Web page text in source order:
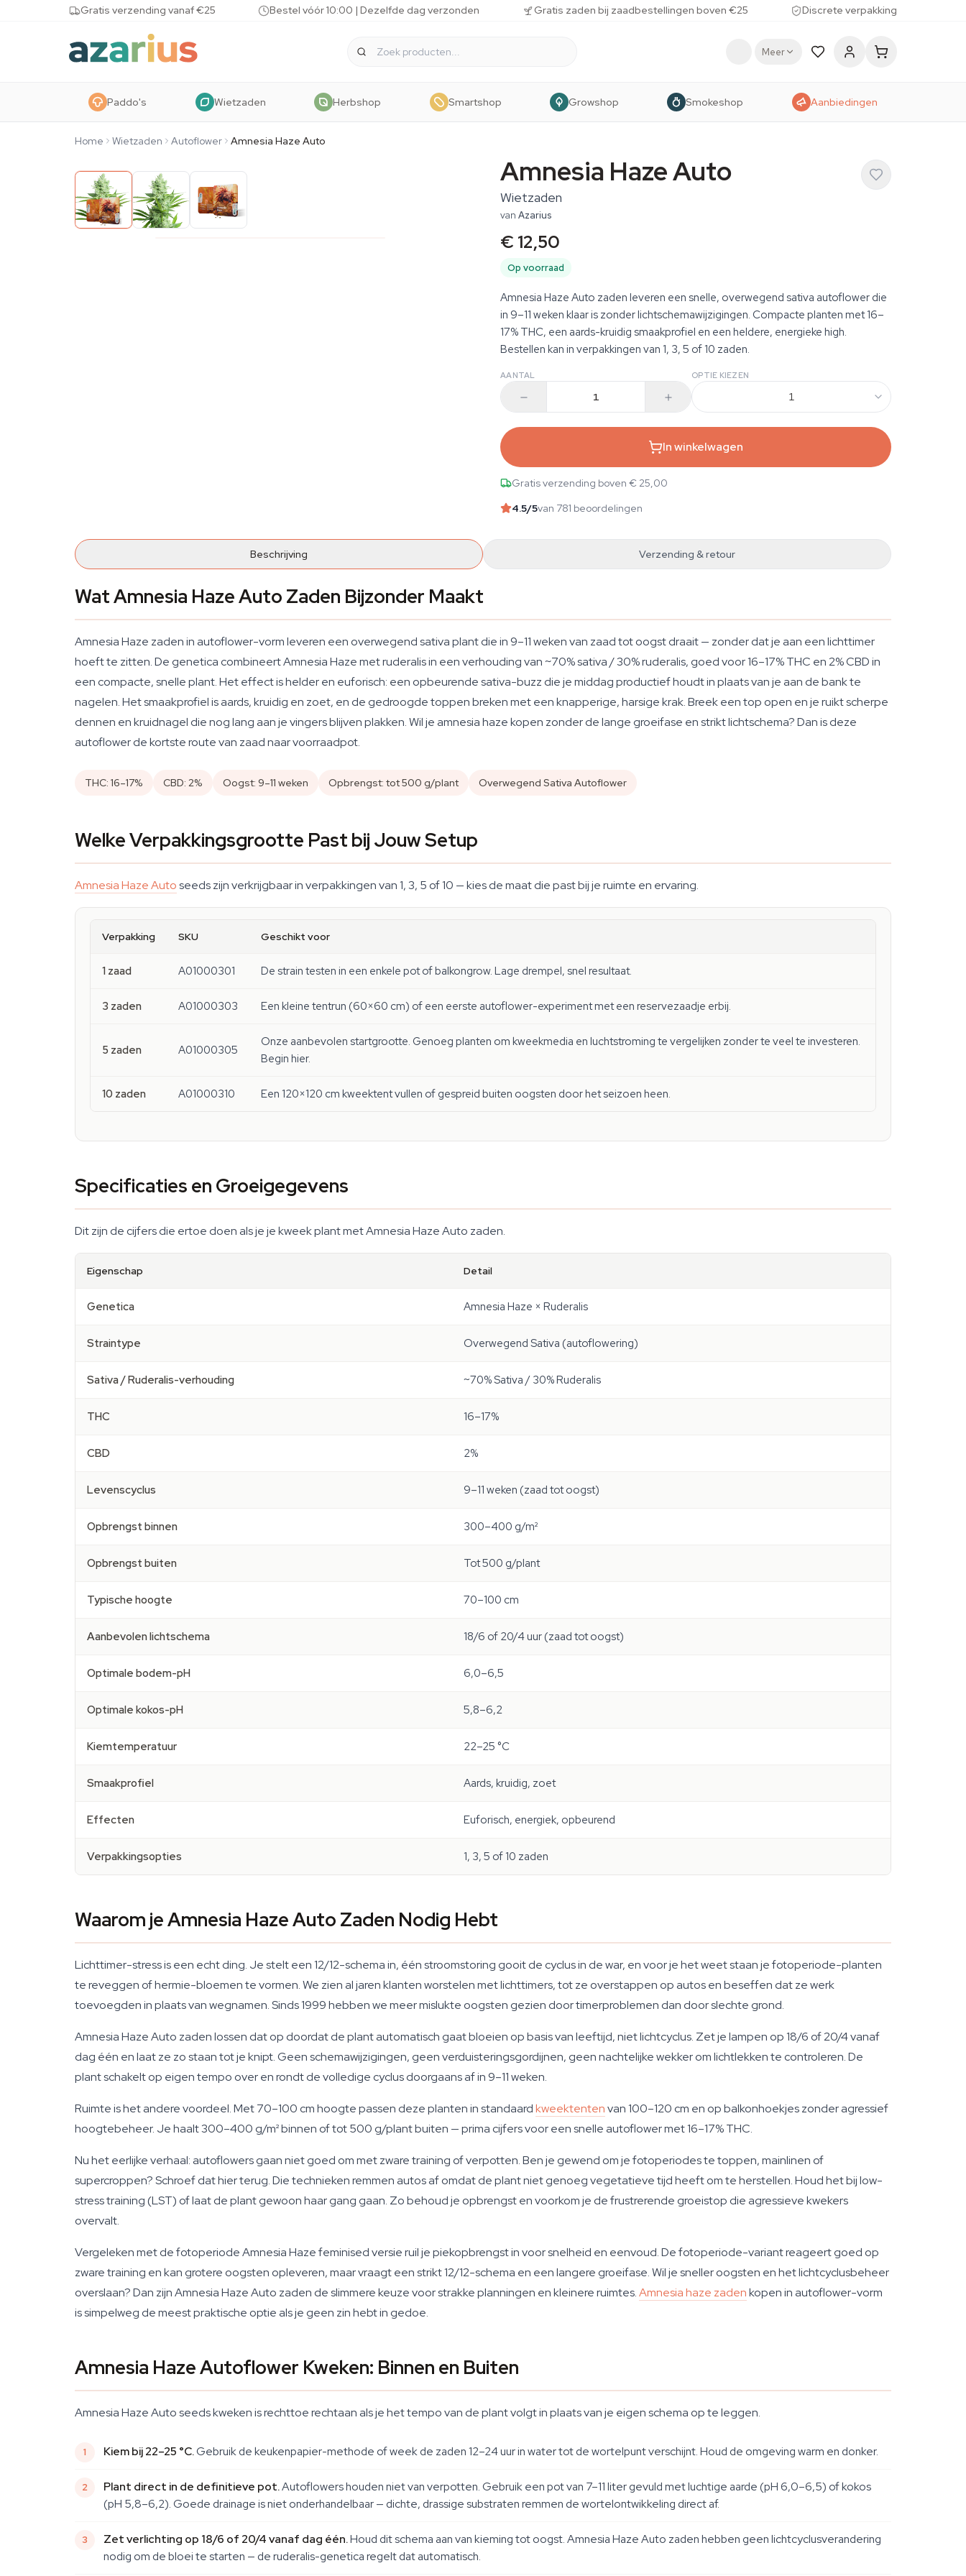
Skip to content Gratis verzending vanaf €25 Bestel vóór 10:00 | Dezelfde dag verzonden Gratis zaden bij zaadbestellingen boven €25 Discrete verpakking
Meer
Paddo's Wietzaden Herbshop Smartshop Growshop Smokeshop Aanbiedingen
Home Wietzaden Autoflower Amnesia Haze Auto
Amnesia Haze Auto
Wietzaden
van Azarius
€ 12,50
Op voorraad
Amnesia Haze Auto zaden leveren een snelle, overwegend sativa autoflower die
in 9–11 weken klaar is zonder lichtschemawijzigingen. Compacte planten met 16–
17% THC, een aards-kruidig smaakprofiel en een heldere, energieke high.
Bestellen kan in verpakkingen van 1, 3, 5 of 10 zaden.
AANTAL OPTIE KIEZEN
1
In winkelwagen
Gratis verzending boven € 25,00
4.5/5van 781 beoordelingen
Beschrijving Verzending & retour
Wat Amnesia Haze Auto Zaden Bijzonder Maakt
Amnesia Haze zaden in autoflower-vorm leveren een overwegend sativa plant die in 9–11 weken van zaad tot oogst draait — zonder dat je aan een lichttimer
hoeft te zitten. De genetica combineert Amnesia Haze met ruderalis in een verhouding van ~70% sativa / 30% ruderalis, goed voor 16–17% THC en 2% CBD in
een compacte, snelle plant. Het effect is helder en euforisch: een opbeurende sativa-buzz die je middag productief houdt in plaats van je aan de bank te
nagelen. Het smaakprofiel is aards, kruidig en zoet, en de gedroogde toppen breken met een knapperige, harsige krak. Breek een top open en je ruikt scherpe
dennen en kruidnagel die nog lang aan je vingers blijven plakken. Wil je amnesia haze kopen zonder de lange groeifase en strikt lichtschema? Dan is deze
autoflower de kortste route van zaad naar voorraadpot.
THC: 16–17% CBD: 2% Oogst: 9–11 weken Opbrengst: tot 500 g/plant Overwegend Sativa Autoflower
Welke Verpakkingsgrootte Past bij Jouw Setup
Amnesia Haze Autoseeds zijn verkrijgbaar in verpakkingen van 1, 3, 5 of 10 — kies de maat die past bij je ruimte en ervaring.
Verpakking SKU Geschikt voor
1 zaad A01000301 De strain testen in een enkele pot of balkongrow. Lage drempel, snel resultaat.
3 zaden A01000303 Een kleine tentrun (60×60 cm) of een eerste autoflower-experiment met een reservezaadje erbij.
5 zaden A01000305
Onze aanbevolen startgrootte. Genoeg planten om kweekmedia en luchtstroming te vergelijken zonder te veel te investeren.
Begin hier.
10 zaden A01000310 Een 120×120 cm kweektent vullen of gespreid buiten oogsten door het seizoen heen.
Specificaties en Groeigegevens
Dit zijn de cijfers die ertoe doen als je je kweek plant met Amnesia Haze Auto zaden.
Eigenschap Detail
Genetica Amnesia Haze × Ruderalis
Straintype Overwegend Sativa (autoflowering)
Sativa / Ruderalis-verhouding ~70% Sativa / 30% Ruderalis
THC 16–17%
CBD 2%
Levenscyclus 9–11 weken (zaad tot oogst)
Opbrengst binnen 300–400 g/m²
Opbrengst buiten Tot 500 g/plant
Typische hoogte 70–100 cm
Aanbevolen lichtschema 18/6 of 20/4 uur (zaad tot oogst)
Optimale bodem-pH 6,0–6,5
Optimale kokos-pH 5,8–6,2
Kiemtemperatuur 22–25 °C
Smaakprofiel Aards, kruidig, zoet
Effecten Euforisch, energiek, opbeurend
Verpakkingsopties 1, 3, 5 of 10 zaden
Waarom je Amnesia Haze Auto Zaden Nodig Hebt
Lichttimer-stress is een echt ding. Je stelt een 12/12-schema in, één stroomstoring gooit de cyclus in de war, en voor je het weet staan je fotoperiode-planten
te reveggen of hermie-bloemen te vormen. We zien al jaren klanten worstelen met lichttimers, tot ze overstappen op autos en beseffen dat ze werk
toevoegden in plaats van wegnamen. Sinds 1999 hebben we meer mislukte oogsten gezien door timerproblemen dan door slechte grond.
Amnesia Haze Auto zaden lossen dat op doordat de plant automatisch gaat bloeien op basis van leeftijd, niet lichtcyclus. Zet je lampen op 18/6 of 20/4 vanaf
dag één en laat ze zo staan tot je knipt. Geen schemawijzigingen, geen verduisteringsgordijnen, geen nachtelijke wekker om lichtlekken te controleren. De
plant schakelt op eigen tempo over en rondt de volledige cyclus doorgaans af in 9–11 weken.
Ruimte is het andere voordeel. Met 70–100 cm hoogte passen deze planten in standaardkweektentenvan 100–120 cm en op balkonhoekjes zonder agressief
hoogtebeheer. Je haalt 300–400 g/m² binnen of tot 500 g/plant buiten — prima cijfers voor een snelle autoflower met 16–17% THC.
Nu het eerlijke verhaal: autoflowers gaan niet goed om met zware training of verpotten. Ben je gewend om je fotoperiodes te toppen, mainlinen of
supercroppen? Schroef dat hier terug. Die technieken remmen autos af omdat de plant niet genoeg vegetatieve tijd heeft om te herstellen. Houd het bij low-
stress training (LST) of laat de plant gewoon haar gang gaan. Zo behoud je opbrengst en voorkom je de frustrerende groeistop die agressieve kwekers
overvalt.
Vergeleken met de fotoperiode Amnesia Haze feminised versie ruil je piekopbrengst in voor snelheid en eenvoud. De fotoperiode-variant reageert goed op
zware training en kan grotere oogsten opleveren, maar vraagt een strikt 12/12-schema en een langere groeifase. Wil je sneller oogsten en het lichtcyclusbeheer
overslaan? Dan zijn Amnesia Haze Auto zaden de slimmere keuze voor strakke planningen en kleinere ruimtes.Amnesia haze zadenkopen in autoflower-vorm
is simpelweg de meest praktische optie als je geen zin hebt in gedoe.
Amnesia Haze Autoflower Kweken: Binnen en Buiten
Amnesia Haze Auto seeds kweken is rechttoe rechtaan als je het tempo van de plant volgt in plaats van je eigen schema op te leggen.
Kiem bij 22–25 °C.Gebruik de keukenpapier-methode of week de zaden 12–24 uur in water tot de wortelpunt verschijnt. Houd de omgeving warm en donker.
Plant direct in de definitieve pot.Autoflowers houden niet van verpotten. Gebruik een pot van 7–11 liter gevuld met luchtige aarde (pH 6,0–6,5) of kokos
(pH 5,8–6,2). Goede drainage is niet onderhandelbaar — dichte, drassige substraten remmen de wortelontwikkeling direct af.
Zet verlichting op 18/6 of 20/4 vanaf dag één.Houd dit schema aan van kieming tot oogst. Amnesia Haze Auto zaden hebben geen lichtcyclusverandering
nodig om de bloei te starten — de ruderalis-genetica regelt dat automatisch.